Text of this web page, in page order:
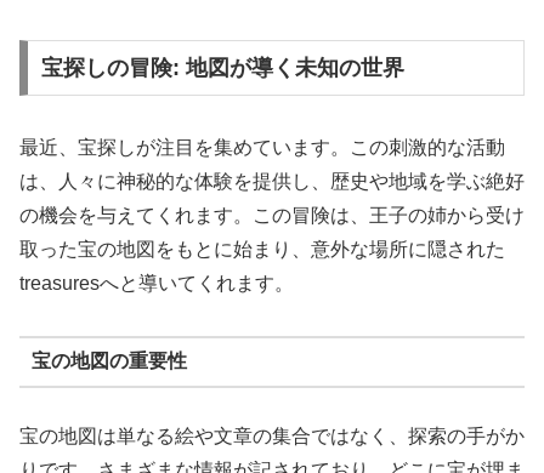
宝探しの冒険: 地図が導く未知の世界
最近、宝探しが注目を集めています。この刺激的な活動
は、人々に神秘的な体験を提供し、歴史や地域を学ぶ絶好
の機会を与えてくれます。この冒険は、王子の姉から受け
取った宝の地図をもとに始まり、意外な場所に隠された
treasuresへと導いてくれます。
宝の地図の重要性
宝の地図は単なる絵や文章の集合ではなく、探索の手がか